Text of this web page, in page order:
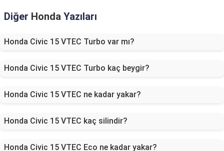
Diğer Honda Yazıları
Honda Civic 15 VTEC Turbo var mı?
Honda Civic 15 VTEC Turbo kaç beygir?
Honda Civic 15 VTEC ne kadar yakar?
Honda Civic 15 VTEC kaç silindir?
Honda Civic 15 VTEC Eco ne kadar yakar?